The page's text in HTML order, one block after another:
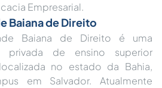
Empresarial.
Baiana de Direito
Baiana de Direito é uma
privada de ensino superior
no estado da Bahia,
em Salvador. Atualmente